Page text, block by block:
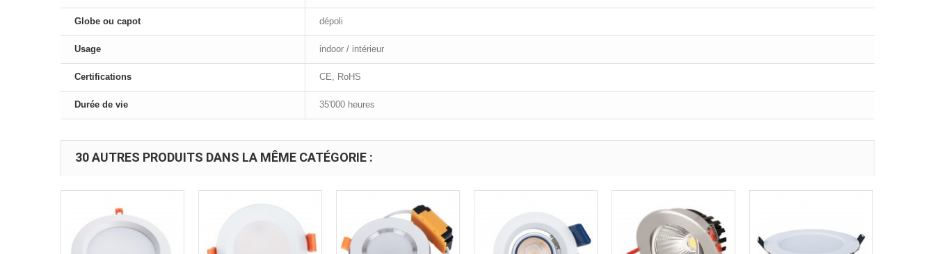
Globe ou capot dépoli
Usage indoor / intérieur
Certifications CE, RoHS
Durée de vie 35'000 heures
30 AUTRES PRODUITS DANS LA MÊME CATÉGORIE :